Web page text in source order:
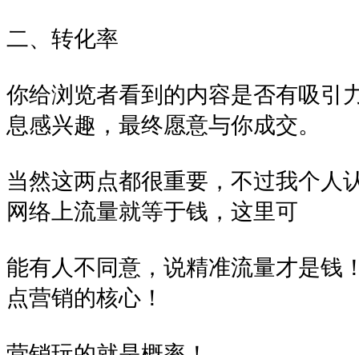
二、转化率
你给浏览者看到的内容是否有吸引
息感兴趣，最终愿意与你成交。
当然这两点都很重要，不过我个人
网络上流量就等于钱，这里可
能有人不同意，说精准流量才是钱
点营销的核心！